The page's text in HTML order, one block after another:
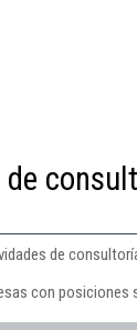
de
con posiciones